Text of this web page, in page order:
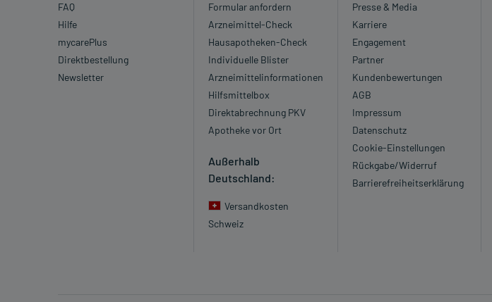
FAQ
Hilfe
mycarePlus
Direktbestellung
Newsletter
Formular anfordern
Arzneimittel-Check
Hausapotheken-Check
Individuelle Blister
Arzneimittelinformationen
Hilfsmittelbox
Direktabrechnung PKV
Apotheke vor Ort
Außerhalb
Deutschland:
Versandkosten
Schweiz
Presse & Media
Karriere
Engagement
Partner
Kundenbewertungen
AGB
Impressum
Datenschutz
Cookie-Einstellungen
Rückgabe/Widerruf
Barrierefreiheitserklärung